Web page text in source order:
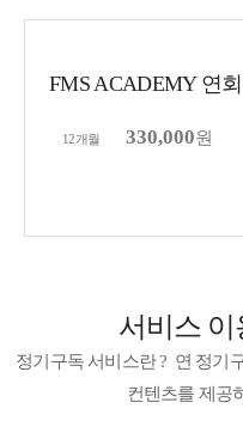
FMS ACADEMY 연회
12개월 330,000원
서비스 이
정기구독 서비스란 ? 연 정기
컨텐츠를 제공